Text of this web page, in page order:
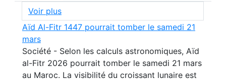
Voir plus
Aïd Al-Fitr 1447 pourrait tomber le samedi 21
mars
Société - Selon les calculs astronomiques, Aïd
al-Fitr 2026 pourrait tomber le samedi 21 mars
au Maroc. La visibilité du croissant lunaire est